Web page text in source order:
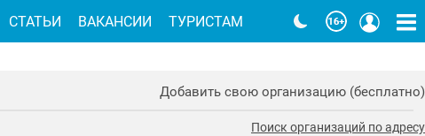
Добавить свою организацию (бесплатно)
Поиск организаций по адресу
СТАТЬИ ВАКАНСИИ ТУРИСТАМ